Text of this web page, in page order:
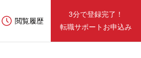
閲覧履歴
3分で登録完了！
転職サポートお申込み